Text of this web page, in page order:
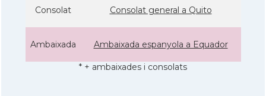
Consolat Consolat general a Quito
Ambaixada Ambaixada espanyola a Equador
* + ambaixades i consolats